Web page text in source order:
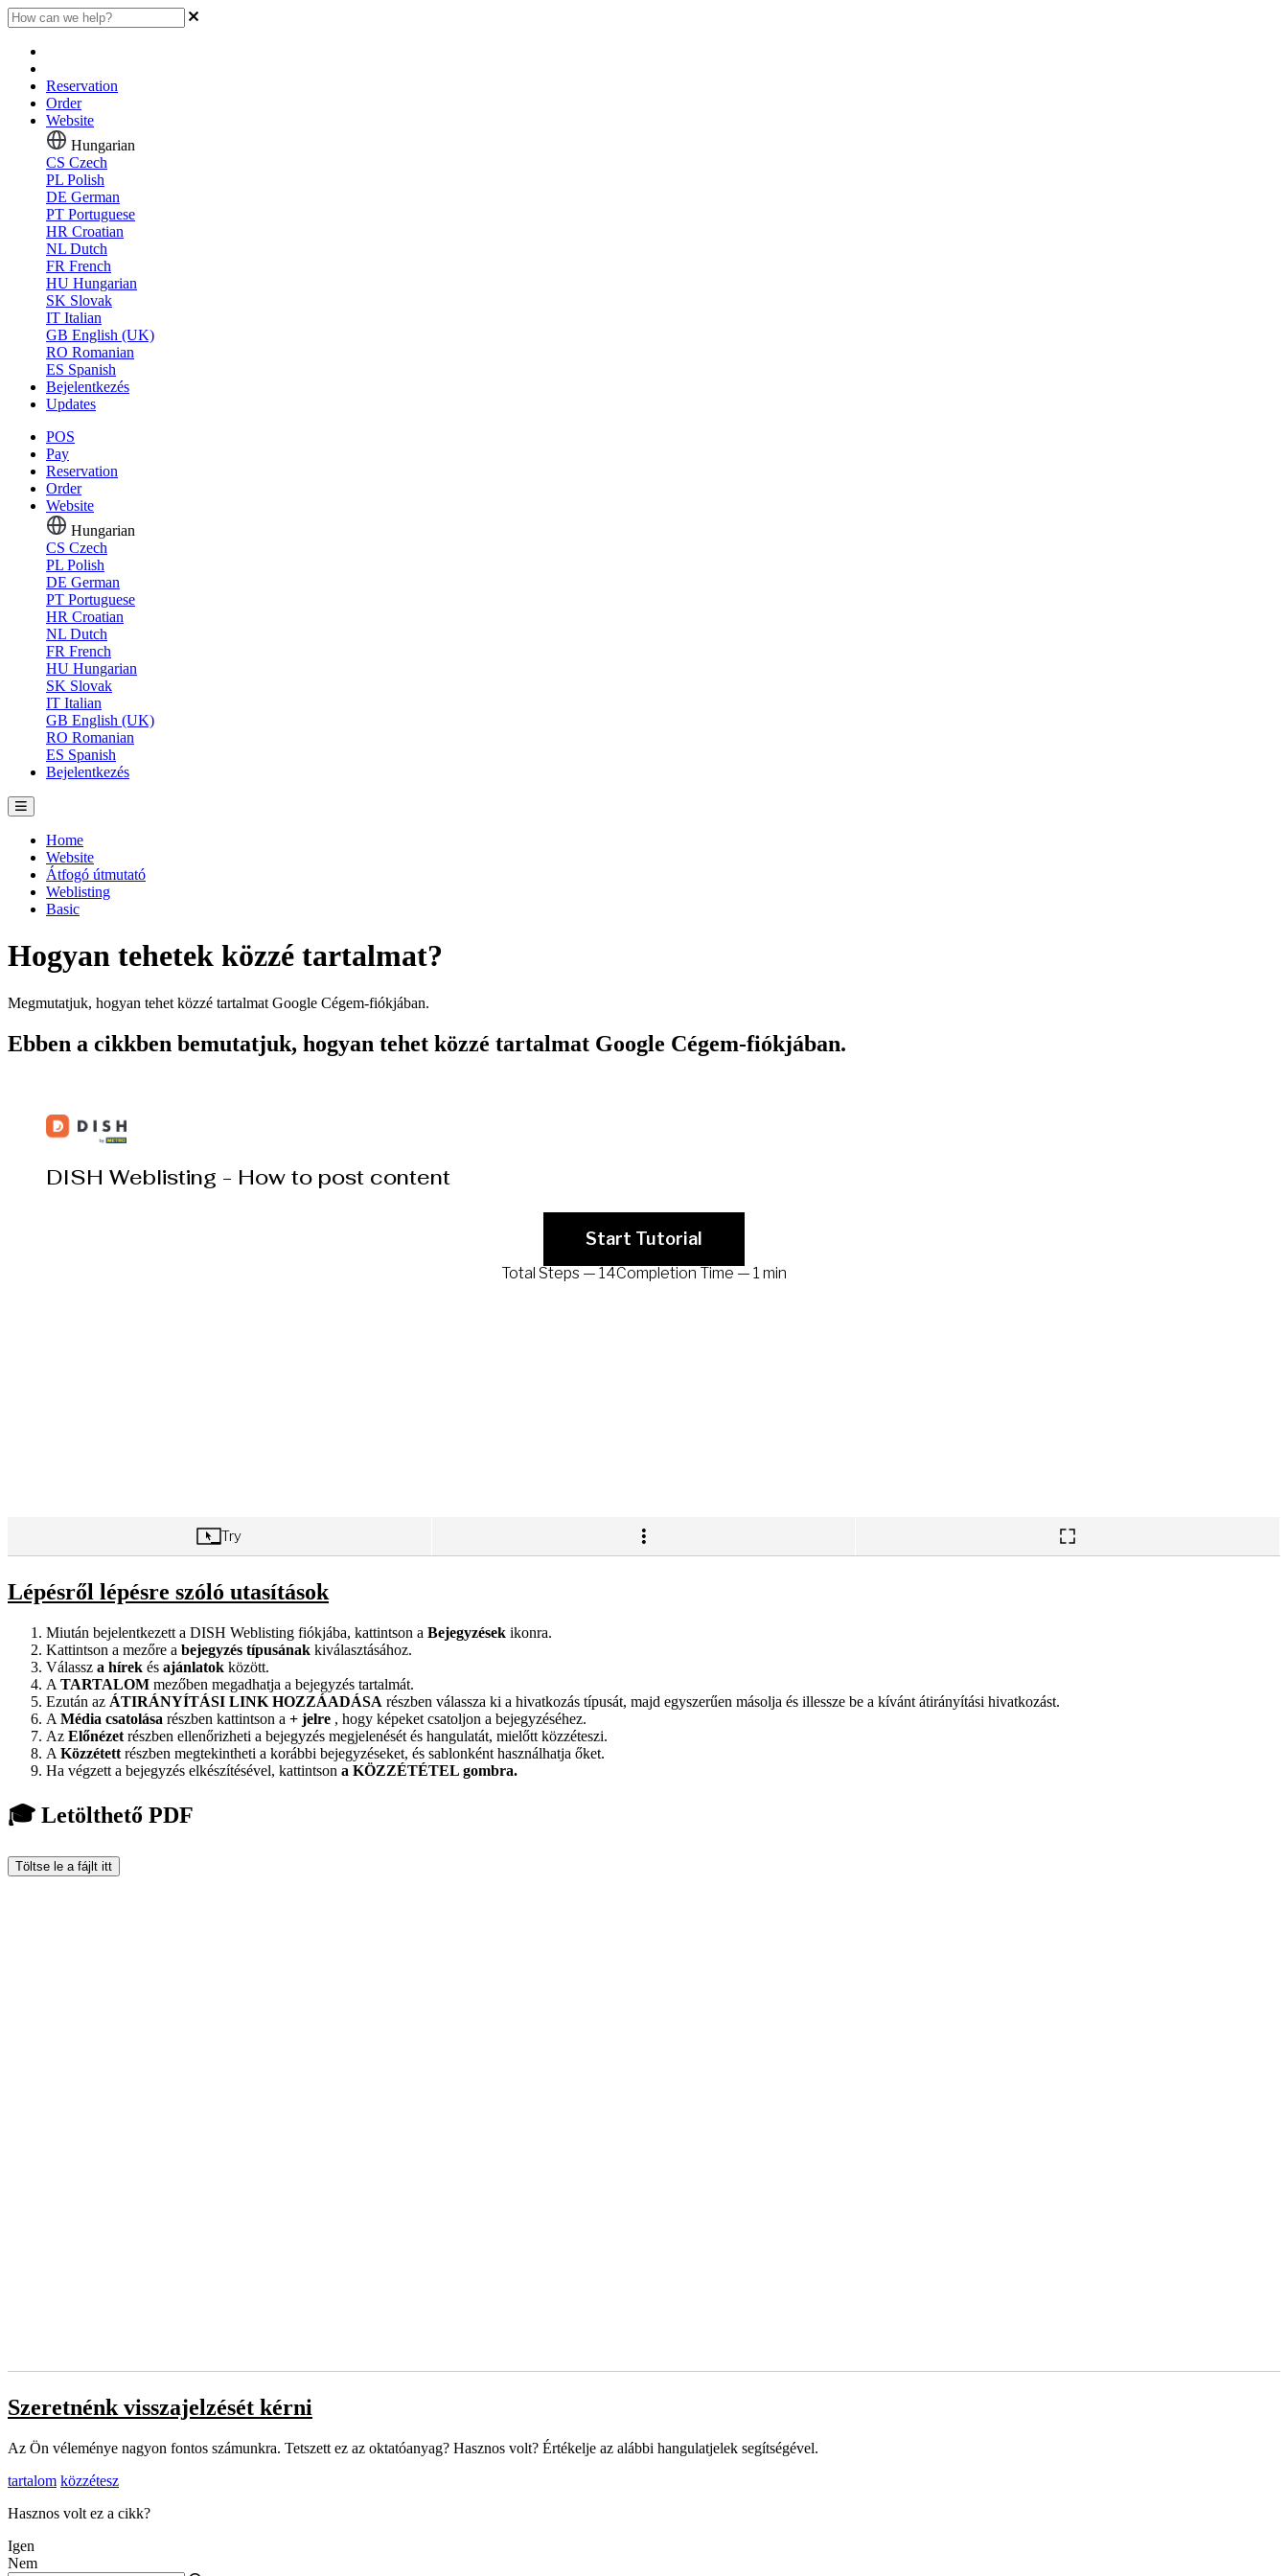
Reservation
Order
Website
Hungarian
CS Czech
PL Polish
DE German
PT Portuguese
HR Croatian
NL Dutch
FR French
HU Hungarian
SK Slovak
IT Italian
GB English (UK)
RO Romanian
ES Spanish
Bejelentkezés
Updates
POS
Pay
Reservation
Order
Website
Hungarian
CS Czech
PL Polish
DE German
PT Portuguese
HR Croatian
NL Dutch
FR French
HU Hungarian
SK Slovak
IT Italian
GB English (UK)
RO Romanian
ES Spanish
Bejelentkezés
Home
Website
Átfogó útmutató
Weblisting
Basic
Hogyan tehetek közzé tartalmat?
Megmutatjuk, hogyan tehet közzé tartalmat Google Cégem-fiókjában.
Ebben a cikkben bemutatjuk, hogyan tehet közzé tartalmat Google Cégem-fiókjában.
Lépésről lépésre szóló utasítások
Miután bejelentkezett a DISH Weblisting fiókjába, kattintson a Bejegyzések ikonra.
Kattintson a mezőre a bejegyzés típusának kiválasztásához.
Válassz a hírek és ajánlatok között.
A TARTALOM mezőben megadhatja a bejegyzés tartalmát.
Ezután az ÁTIRÁNYÍTÁSI LINK HOZZÁADÁSA részben válassza ki a hivatkozás típusát, majd egyszerűen másolja és illessze be a kívánt átirányítási hivatkozást.
A Média csatolása részben kattintson a + jelre , hogy képeket csatoljon a bejegyzéséhez.
Az Előnézet részben ellenőrizheti a bejegyzés megjelenését és hangulatát, mielőtt közzéteszi.
A Közzétett részben megtekintheti a korábbi bejegyzéseket, és sablonként használhatja őket.
Ha végzett a bejegyzés elkészítésével, kattintson a KÖZZÉTÉTEL gombra.
🎓 Letölthető PDF
Töltse le a fájlt itt
Szeretnénk visszajelzését kérni
Az Ön véleménye nagyon fontos számunkra. Tetszett ez az oktatóanyag? Hasznos volt? Értékelje az alábbi hangulatjelek segítségével.
tartalom közzétesz
Hasznos volt ez a cikk?
Igen
Nem